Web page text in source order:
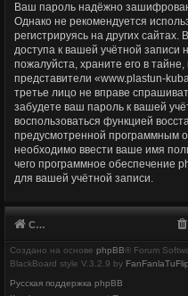
Ваш пароль надёжно
Однако не рекомендуется
регистрируясь на других
доступа к вашей учётной
пожалуйста, храните его в
представители «www.plastun-
третье лицо не вправе
забудете ваш пароль к вашей
воспользоваться функцией
предусмотренной программным
необходимо ввести ваше имя
чего программное обеспечение
для вашей учётной записи.
Список форумов
Создано на основе phpBB® Forum
BlackBoard style V.3.2.9 by
Русская поддержка phpBB